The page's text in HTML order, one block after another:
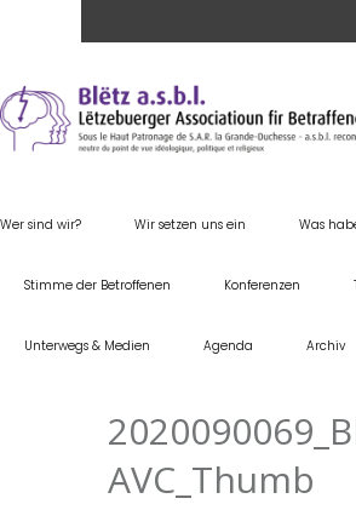
Wer sind wir? Wir setzen uns ein Was
Stimme der Betroffenen Konferenzen
Unterwegs & Medien Agenda Archiv
AVC_Thumb